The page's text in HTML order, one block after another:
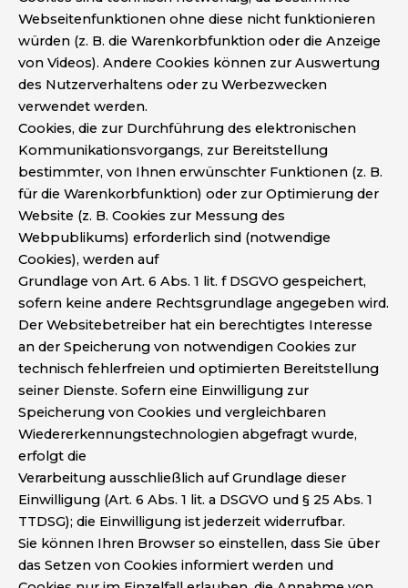
Webseitenfunktionen ohne diese nicht funktionieren
würden (z. B. die Warenkorbfunktion oder die Anzeige
von Videos). Andere Cookies können zur Auswertung
des Nutzerverhaltens oder zu Werbezwecken
verwendet werden.
Cookies, die zur Durchführung des elektronischen
Kommunikationsvorgangs, zur Bereitstellung
bestimmter, von Ihnen erwünschter Funktionen (z. B.
für die Warenkorbfunktion) oder zur Optimierung der
Website (z. B. Cookies zur Messung des
Webpublikums) erforderlich sind (notwendige
Cookies), werden auf
Grundlage von Art. 6 Abs. 1 lit. f DSGVO gespeichert,
sofern keine andere Rechtsgrundlage angegeben wird.
Der Websitebetreiber hat ein berechtigtes Interesse
an der Speicherung von notwendigen Cookies zur
technisch fehlerfreien und optimierten Bereitstellung
seiner Dienste. Sofern eine Einwilligung zur
Speicherung von Cookies und vergleichbaren
Wiedererkennungstechnologien abgefragt wurde,
erfolgt die
Verarbeitung ausschließlich auf Grundlage dieser
Einwilligung (Art. 6 Abs. 1 lit. a DSGVO und § 25 Abs. 1
TTDSG); die Einwilligung ist jederzeit widerrufbar.
Sie können Ihren Browser so einstellen, dass Sie über
das Setzen von Cookies informiert werden und